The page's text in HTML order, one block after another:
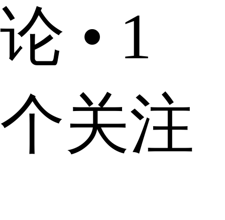
论 • 1
个关注